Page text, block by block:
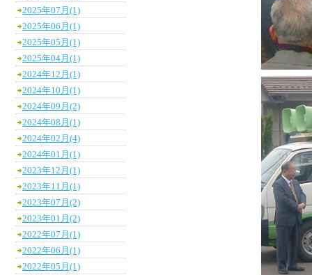
2025年07月(1)
2025年06月(1)
2025年05月(1)
2025年04月(1)
2024年12月(1)
2024年10月(1)
2024年09月(2)
2024年08月(1)
2024年02月(4)
2024年01月(1)
2023年12月(1)
2023年11月(1)
2023年07月(2)
2023年01月(2)
2022年07月(1)
2022年06月(1)
2022年05月(1)